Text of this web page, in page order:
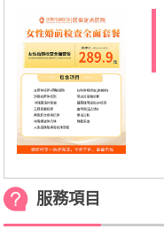
服務項目